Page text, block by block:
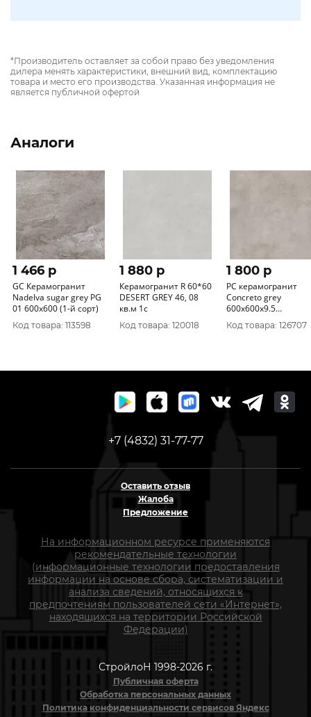
*Производитель оставляет за собой право без уведомления
дилера менять характеристики, внешний вид, комплектацию
товара и место его производства. Указанная информация не
является публичной офертой
Аналоги
1 466 p
GC Керамогранит
Nadelva sugar grey PG
01 600х600 (1-й сорт)
Код товара: 113598
1 880 p
Керамогранит R 60*60
DESERT GREY 46, 08
кв.м 1с
Код товара: 120018
1 800 p
PC керамогранит
Concreto grey
600х600х9.5
ректификат
Код товара: 126707
+7 (4832) 31-77-77
Оставить отзыв
Жалоба
Предложение
На информационном ресурсе применяются
рекомендательные технологии
(информационные технологии предоставления
информации на основе сбора, систематизации и
анализа сведений, относящихся к
предпочтениям пользователей сети «Интернет»,
находящихся на территории Российской
Федерации)
СтройлоН 1998-2026 г.
Публичная оферта
Обработка персональных данных
Политика конфиденциальности сервисов Яндекс